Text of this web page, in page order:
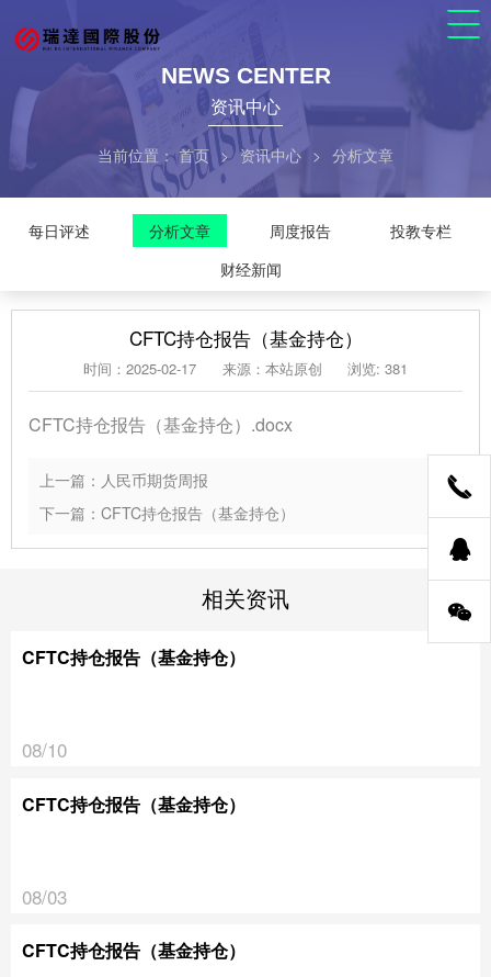
NEWS CENTER
资讯中心
当前位置：首页 > 资讯中心 > 分析文章
每日评述 分析文章 周度报告
投教专栏
财经新闻
CFTC持仓报告（基金持仓）
时间：2025-02-17 来源：本站原创 浏览: 381
CFTC持仓报告（基金持仓）.docx
上一篇：人民币期货周报
下一篇：CFTC持仓报告（基金持仓）
相关资讯
CFTC持仓报告（基金持仓）
08/10
CFTC持仓报告（基金持仓）
08/03
CFTC持仓报告（基金持仓）